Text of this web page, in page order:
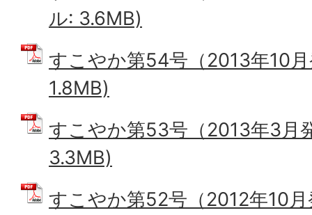
ル: 3.6MB)
すこやか第54号（2013年10
1.8MB)
すこやか第53号（2013年3月
3.3MB)
すこやか第52号（2012年10